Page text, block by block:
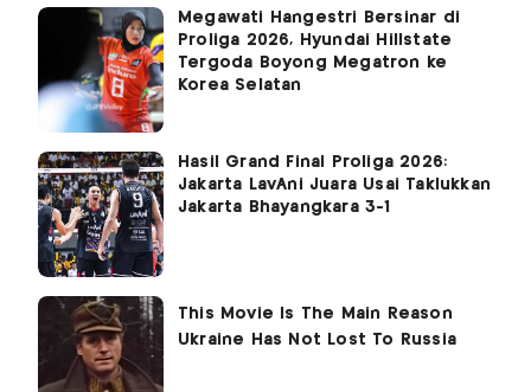
Megawati Hangestri Bersinar di
Proliga 2026, Hyundai Hillstate
Tergoda Boyong Megatron ke
Korea Selatan
Hasil Grand Final Proliga 2026:
Jakarta LavAni Juara Usai Taklukkan
Jakarta Bhayangkara 3-1